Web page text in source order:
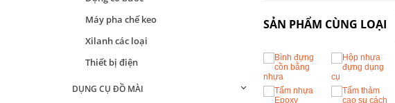
Máy pha chế keo
Xilanh các loại
Thiết bị điện
DỤNG CỤ ĐỒ MÀI
SẢN PHẨM CÙNG LOẠI